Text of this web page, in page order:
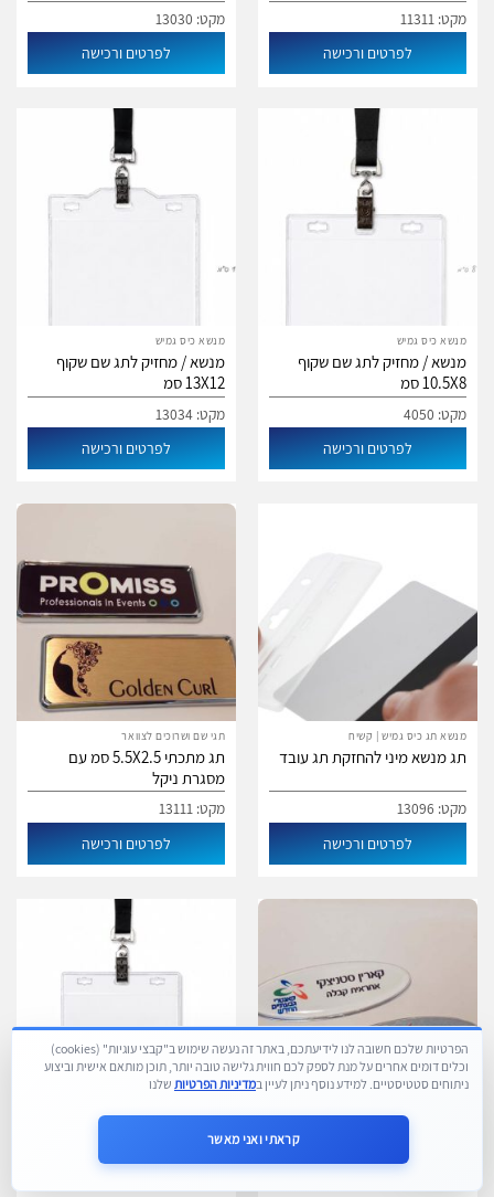
מקט: 11311
לפרטים ורכישה
מקט: 13030
לפרטים ורכישה
מנשא כיס גמיש
מנשא / מחזיק לתג שם שקוף
10.5X8 סמ
מקט: 4050
לפרטים ורכישה
מנשא כיס גמיש
מנשא / מחזיק לתג שם שקוף
13X12 סמ
מקט: 13034
לפרטים ורכישה
מנשא תג כיס גמיש | קשיח
תג מנשא מיני להחזקת תג עובד
מקט: 13096
לפרטים ורכישה
תגי שם ושרוכים לצוואר
תג מתכתי 5.5X2.5 סמ עם
מסגרת ניקל
מקט: 13111
לפרטים ורכישה
תג מתכתי אליפסה 7X2.4 סמ עם
כיסוי פלסטיק שקוף
14.5X10.5 סמ
הפרטיות שלכם חשובה לנו לידיעתכם, באתר זה נעשה שימוש ב"קבצי עוגיות" (cookies)
וכלים דומים אחרים על מנת לספק לכם חווית גלישה טובה יותר, תוכן מותאם אישית וביצוע
ניתוחים סטטיסטיים. למידע נוסף ניתן לעיין במדיניות הפרטיות שלנו
קראתי ואני מאשר